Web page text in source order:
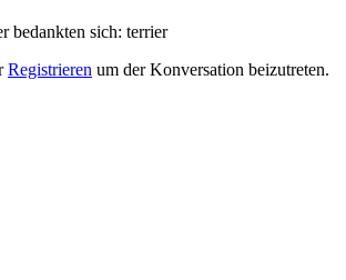
bedankten sich: terrier
Registrieren um der Konversation beizutreten.